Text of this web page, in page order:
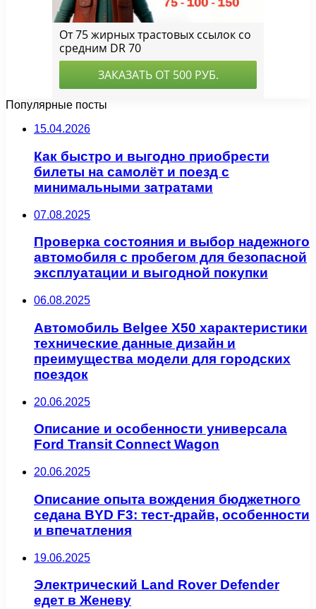
Популярные посты
15.04.2026
Как быстро и выгодно приобрести
билеты на самолёт и поезд с
минимальными затратами
07.08.2025
Проверка состояния и выбор надежного
автомобиля с пробегом для безопасной
эксплуатации и выгодной покупки
06.08.2025
Автомобиль Belgee X50 характеристики
технические данные дизайн и
преимущества модели для городских
поездок
20.06.2025
Описание и особенности универсала
Ford Transit Connect Wagon
20.06.2025
Описание опыта вождения бюджетного
седана BYD F3: тест-драйв, особенности
и впечатления
19.06.2025
Электрический Land Rover Defender
едет в Женеву